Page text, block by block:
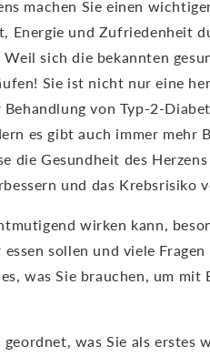
machen Sie einen
Energie und Zufriedenheit
Weil sich die bekannten
Sie ist nicht nur eine
von Typ-2-
es gibt auch immer mehr
die Gesundheit des
und das Krebsrisiko
wirken kann,
sollen und viele Fragen
was Sie brauchen, um mit
was Sie als erstes